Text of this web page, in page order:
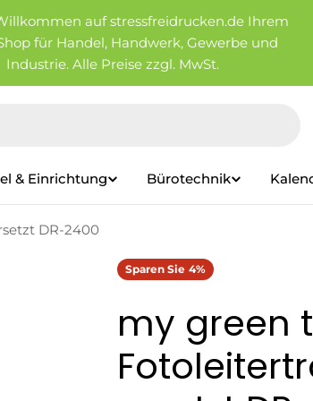
auf stressfreidrucken.de Ihrem
für Handel, Handwerk, Gewerbe und
Industrie. Alle Preise zzgl. MwSt.
& Einrichtung Bürotechnik
DR-2400
Sparen Sie 4%
my green